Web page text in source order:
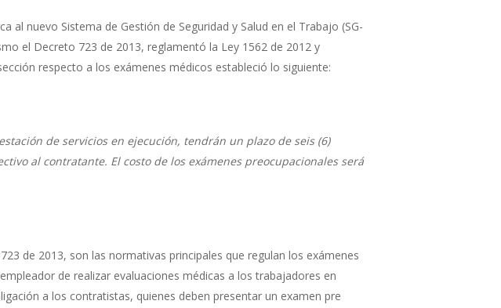
nuevo Sistema de Gestión de Seguridad y Salud en el Trabajo (SG-
el Decreto 723 de 2013, reglamentó la Ley 1562 de 2012 y
respecto a los exámenes médicos estableció lo siguiente:
de servicios en ejecución, tendrán un plazo de seis (6)
al contratante. El costo de los exámenes preocupacionales será
de 2013, son las normativas principales que regulan los exámenes
de realizar evaluaciones médicas a los trabajadores en
a los contratistas, quienes deben presentar un examen pre